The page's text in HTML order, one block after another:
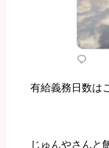
有給義務日数は
じゅんやさんと